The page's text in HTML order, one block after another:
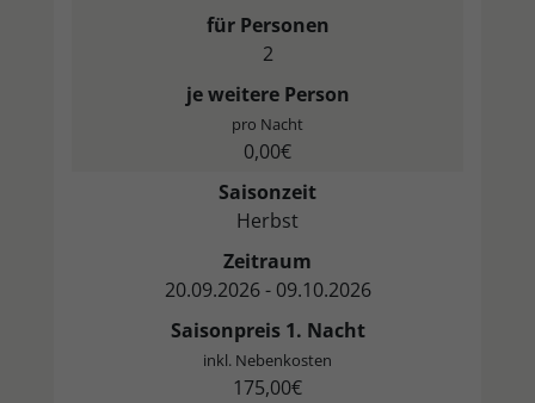
für Personen
2
je weitere Person
pro Nacht
0,00€
Saisonzeit
Herbst
Zeitraum
20.09.2026 - 09.10.2026
Saisonpreis 1. Nacht
inkl. Nebenkosten
175,00€